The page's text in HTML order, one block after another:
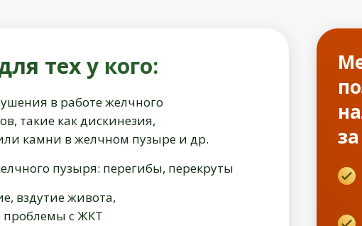
тех у кого:
пузыря: перегибы, перекруты
вздутие живота,
проблемы с ЖКТ
в работе желчного
такие как дискинезия,
камни в желчном пузыре и др.